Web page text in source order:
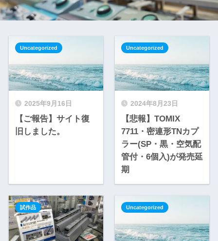
2025年9月16日
【ご報告】サイト復
旧しました。
Uncategorized
2024年8月23日
【悲報】TOMIX
7711・密連形TNカプ
ラー(SP・黒・空気配
管付・6個入)が発売延
期
Uncategorized
試作品 Uncategorized